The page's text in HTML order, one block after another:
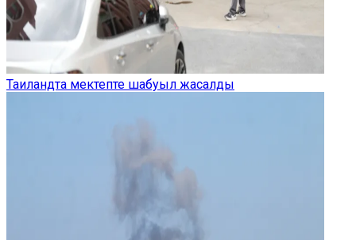
Таиландта мектепте шабуыл жасалды